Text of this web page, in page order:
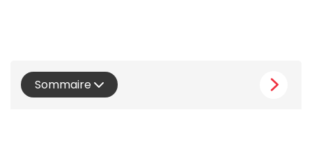
Sommaire